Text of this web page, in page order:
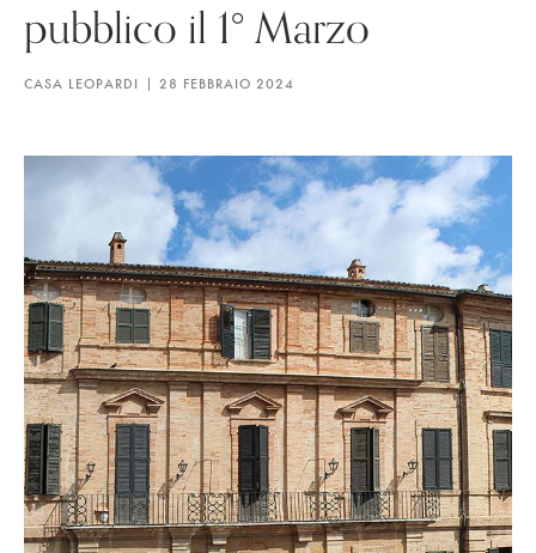
pubblico il 1° Marzo
CASA LEOPARDI 28 FEBBRAIO 2024